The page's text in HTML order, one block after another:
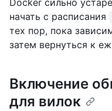
Docker сильно
начать с расписания
тех пор, пока
затем вернуться к
Включение
для вилок